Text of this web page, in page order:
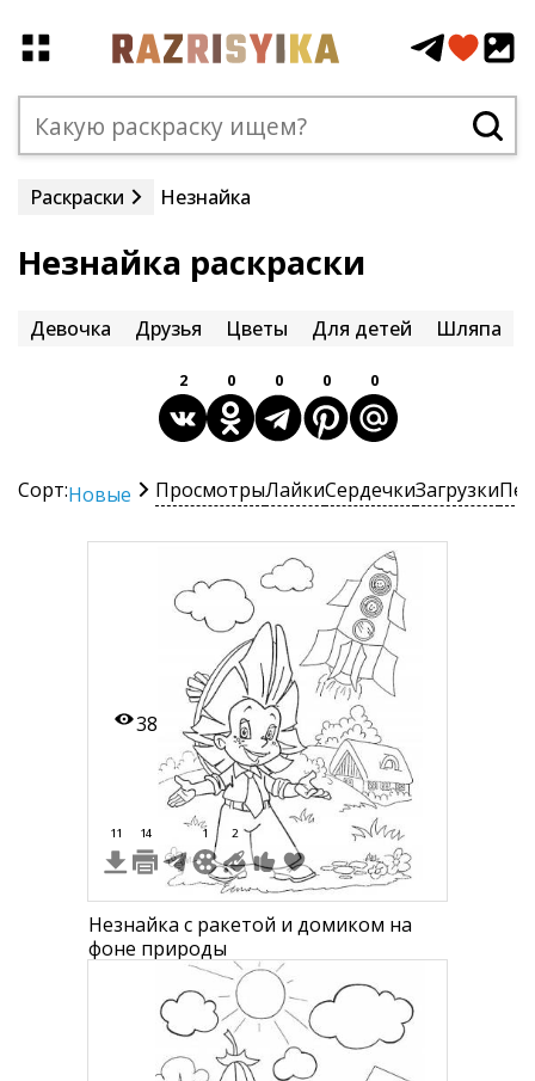
Раскраски Незнайка
Незнайка раскраски
Девочка Друзья Цветы Для детей Шляпа
2 0 0 0 0
Сорт:Новые ПросмотрыЛайкиСердечкиЗагрузки
38
11 14 1 2
Незнайка с ракетой и домиком на
фоне природы